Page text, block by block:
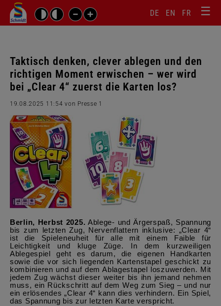
☰
DE EN FR
Suchbegriffe
Taktisch denken, clever ablegen und den
richtigen Moment erwischen – wer wird
bei „Clear 4“ zuerst die Karten los?
19.08.2025 11:54 von Presse 1
Berlin, Herbst 2025. Ablege- und Ärgerspaß, Spannung
bis zum letzten Zug, Nervenflattern inklusive: „Clear 4“
ist die Spieleneuheit für alle mit einem Faible für
Leichtigkeit und kluge Züge. In dem kurzweiligen
Ablegespiel geht es darum, die eigenen Handkarten
sowie die vor sich liegenden Kartenstapel geschickt zu
kombinieren und auf dem Ablagestapel loszuwerden. Mit
jedem Zug wächst dieser weiter bis ihn jemand nehmen
muss, ein Rückschritt auf dem Weg zum Sieg – und nur
ein erlösendes „Clear 4“ kann dies verhindern. Ein Spiel,
das Spannung bis zur letzten Karte verspricht.